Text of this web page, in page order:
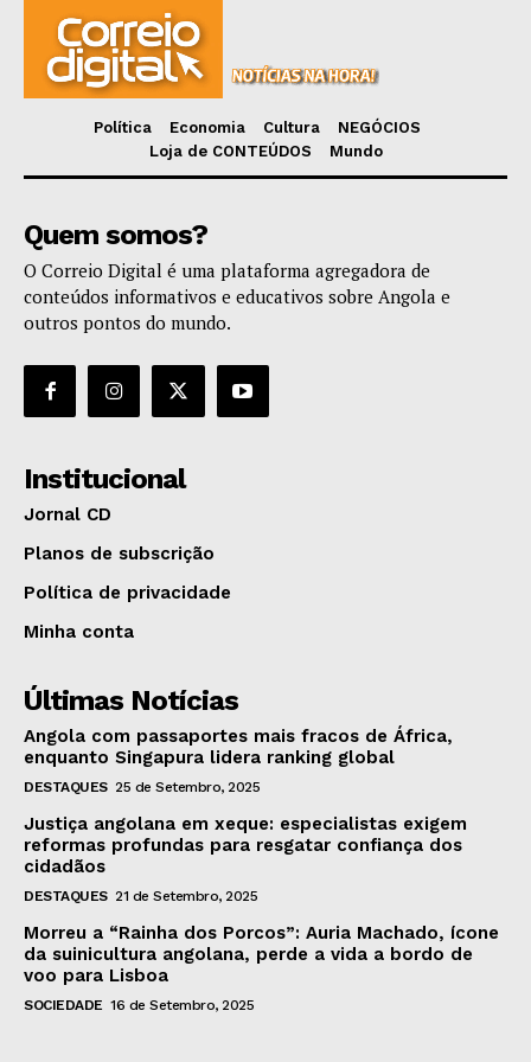
Política Economia Cultura
NEGÓCIOS
Loja de CONTEÚDOS
Mundo
Quem somos?
O Correio Digital é uma plataforma agregadora de
conteúdos informativos e educativos sobre Angola e
outros pontos do mundo.
Institucional
Jornal CD
Planos de subscrição
Política de privacidade
Minha conta
Últimas Notícias
Angola com passaportes mais fracos de África,
enquanto Singapura lidera ranking global
DESTAQUES 25 de Setembro, 2025
Justiça angolana em xeque: especialistas exigem
reformas profundas para resgatar confiança dos
cidadãos
DESTAQUES 21 de Setembro, 2025
Morreu a “Rainha dos Porcos”: Auria Machado, ícone
da suinicultura angolana, perde a vida a bordo de
voo para Lisboa
SOCIEDADE 16 de Setembro, 2025